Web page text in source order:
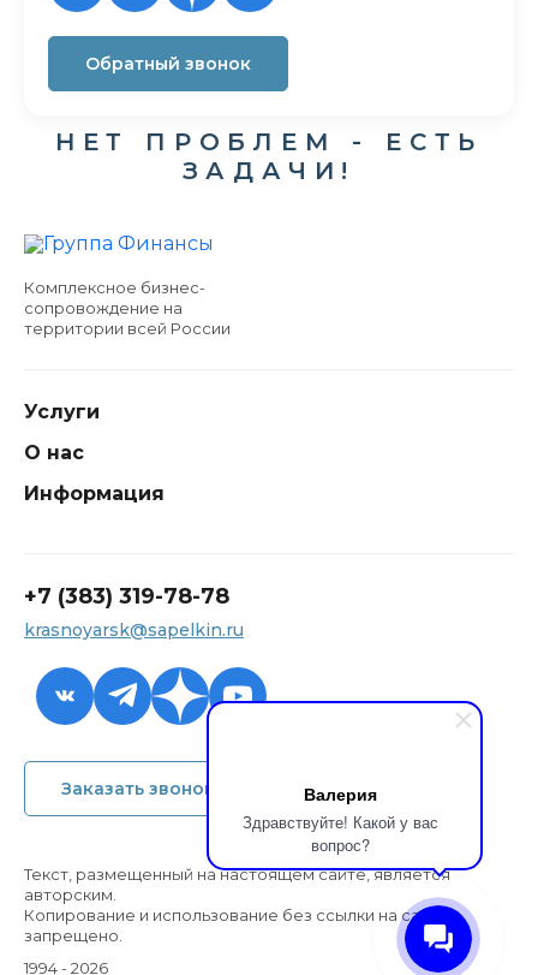
Валерия
Здравствуйте! Какой у вас
вопрос?
+7 (383) 319-78-78
krasnoyarsk@sapelkin.ru
Обратный звонок
Обратный звонок
НЕТ ПРОБЛЕМ - ЕСТЬ
ЗАДАЧИ!
Комплексное бизнес-
сопровождение на
территории всей России
Услуги
О нас
Информация
+7 (383) 319-78-78
krasnoyarsk@sapelkin.ru
Заказать звонок
Текст, размещенный на настоящем сайте, является
авторским.
Копирование и использование без ссылки на сайт
запрещено.
1994 - 2026